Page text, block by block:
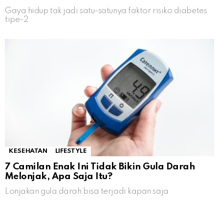
Gaya hidup tak jadi satu-satunya faktor risiko diabetes
tipe-2
KESEHATAN LIFESTYLE
7 Camilan Enak Ini Tidak Bikin Gula Darah
Melonjak, Apa Saja Itu?
Lonjakan gula darah bisa terjadi kapan saja